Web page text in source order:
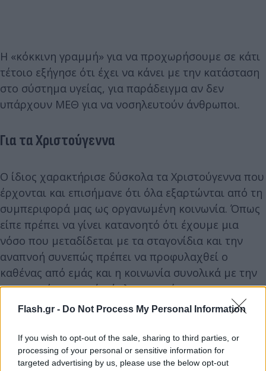
Flash.gr - Do Not Process My Personal Information
If you wish to opt-out of the sale, sharing to third parties, or
processing of your personal or sensitive information for
targeted advertising by us, please use the below opt-out
Η «κόκκινη γραμμή» για να προχωρήσουμε σε κάτι
τέτοιο εξήγησε ότι έχει να κάνει με την κατάσταση
στο σύστημα υγείας, για παράδειγμα αν δεν
υπάρχουν ΜΕΘ για να νοσηλευτούν άνθρωποι.
Για τα Χριστούγεννα
Ο ίδιος χαρακτήρισε δύσκολα τα Χριστούγεννα που
έρχονται και επισήμανε ότι όλα εξαρτώνται από τη
συμπεριφορά μας ως οργανωμένη κοινωνία. Όπως
είπε πρέπει να γίνει κατανοητό ότι έχουμε μια
νόσο που μεταδίδεται με τα σταγονίδια και την
αναπνοή συνεπώς πρέπει να προφυλαχθεί ο
καθένας από εμάς και η κοινωνία συνολικά με την
εφαρμογή των τριών όπλων που έχουμε: τον
εμβολιασμό, τις μάσκες και τα μέτρα ατομικής
εντοπίζονται τα κρούσματα και οι φορείς.